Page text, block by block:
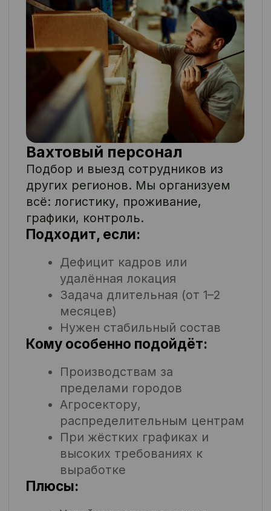
масштабируется под сезон.
Когда применяем:
Нужно запуститься быстро,
но местных людей не хватает
Есть часть обученных
сотрудников, нужно усилить
Задача нестандартная,
требует адаптации и
гибкости
Кому особенно подойдёт:
Маркетплейсам и
фулфилмент-центрам
Логистике с пиковыми
Производствам с графиком
24/7
Плюсы:
Гибкость и скорость под
Страхуем возможные риски
Масштабируемость без
сбоев
Подробнее
Получить решение
Sequoia Service
(Секвойя сервис):
сильная команда
для сильного
бизнеса